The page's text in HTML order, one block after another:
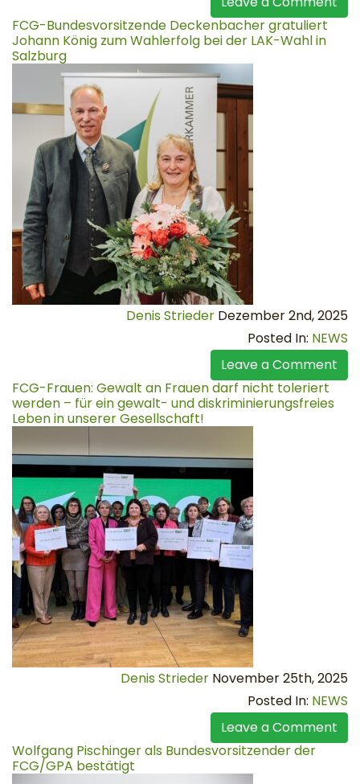
FCG-Bundesvorsitzende Deckenbacher gratuliert
Johann König zum Wahlerfolg bei der LAK-Wahl in
Salzburg
Denis Strieder Dezember 2nd, 2025
Posted In: NEWS
Leave a Comment
FCG-Frauen: Gewalt an Frauen darf nicht toleriert
werden – für ein gewalt- und diskriminierungsfreies
Leben in unserer Gesellschaft!
Denis Strieder November 25th, 2025
Posted In: NEWS
Leave a Comment
Wolfgang Pischinger als Bundesvorsitzender der
FCG/GPA bestätigt